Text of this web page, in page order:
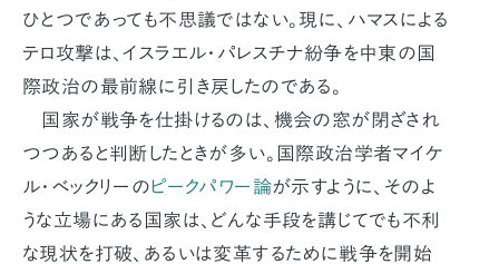
ひとつであっても不思議ではない。現に、ハマスによる
テロ攻撃は、イスラエル・パレスチナ紛争を中東の国
際政治の最前線に引き戻したのである。
国家が戦争を仕掛けるのは、機会の窓が閉ざされ
つつあると判断したときが多い。国際政治学者マイケ
ル・ベックリーのピークパワー論が示すように、そのよ
うな立場にある国家は、どんな手段を講じてでも不利
な現状を打破、あるいは変革するために戦争を開始